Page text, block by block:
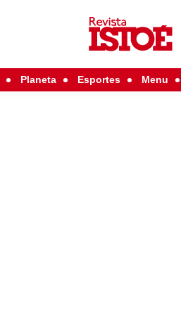
Planeta Esportes Menu